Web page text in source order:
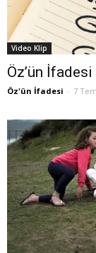
Video Klip
Öz’ün
Öz'ün İfadesi - 7